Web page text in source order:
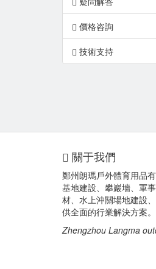
價格咨詢
技術支持
關于我們
鄭州朗瑪戶外體育用品
基地建設、攀巖墻、軍
材、水上沖關場地建設
供全面的行業解決方案。
Zhengzhou Langma